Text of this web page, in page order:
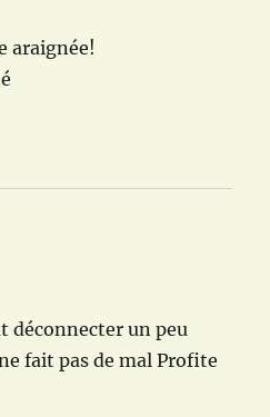
araignée!
déconnecter un peu
fait pas de mal Profite